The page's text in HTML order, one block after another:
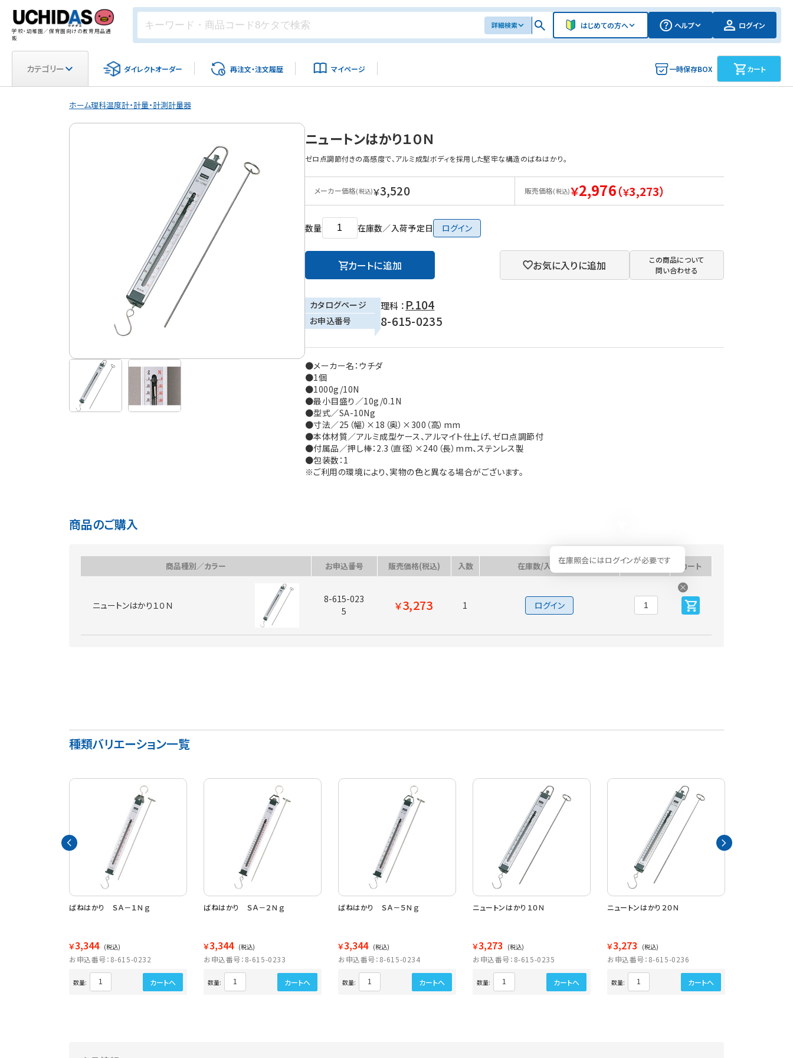
学校・幼稚園／保育園向けの教育用品通
販
詳細検索 はじめての方へ ヘルプ ログイン
カテゴリー ダイレクトオーダー 再注文・注文履歴 マイページ 一時保存BOX カート
ホーム理科温度計・計量・計測計量器
ニュートンはかり１０Ｎ
ゼロ点調節付きの高感度で、アルミ成型ボディを採用した堅牢な構造のばねはかり。
メーカー価格(税込)￥3,520 販売価格(税込)￥2,976（￥3,273）
数量 在庫数／入荷予定日 ログイン
カートに追加 お気に入りに追加
この商品について
問い合わせる
カタログページ 理科 ： P.104
お申込番号 8-615-0235
●メーカー名：ウチダ
●1個
●1000g/10N
●最小目盛り／10g/0.1N
●型式／SA-10Ng
●寸法／25（幅）×18（奥）×300（高）mm
●本体材質／アルミ成型ケース、アルマイト仕上げ、ゼロ点調節付
●付属品／押し棒：2.3（直径）×240（長）mm、ステンレス製
●包装数：1
※ご利用の環境により、実物の色と異なる場合がございます。
商品のご購入
商品種別／カラー お申込番号 販売価格(税込) 入数 在庫数/入荷予定日
在庫照会にはログインが必要です
数量 カート
ニュートンはかり１０Ｎ
8-615-023
5
￥3,273 1 ログイン
種類バリエーション一覧
ばねはかり ＳＡ－１Ｎｇ
￥3,344 (税込)
お申込番号：8-615-0232
数量: カートへ
ばねはかり ＳＡ－２Ｎｇ
￥3,344 (税込)
お申込番号：8-615-0233
数量: カートへ
ばねはかり ＳＡ－５Ｎｇ
￥3,344 (税込)
お申込番号：8-615-0234
数量: カートへ
ニュートンはかり１０Ｎ
￥3,273 (税込)
お申込番号：8-615-0235
数量: カートへ
ニュートンはかり２０Ｎ
￥3,273 (税込)
お申込番号：8-615-0236
数量: カートへ